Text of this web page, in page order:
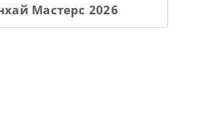
Мастерс 2026